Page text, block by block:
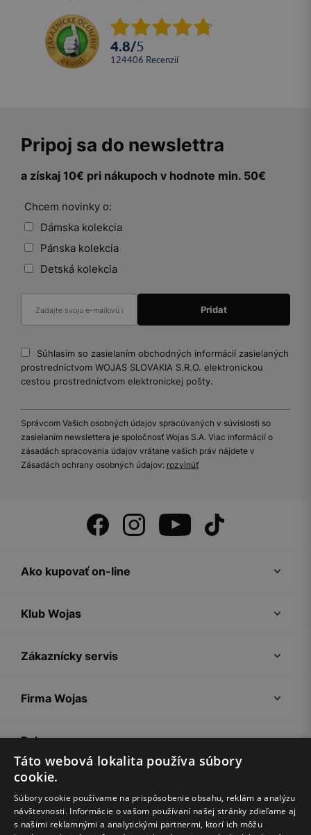
4.8/5
124406 recenzií
Pripoj sa do newslettra
a získaj 10€ pri nákupoch v hodnote min. 50€
Chcem novinky o:
Dámska kolekcia
Pánska kolekcia
Detská kolekcia
Súhlasím so zasielaním obchodných informácií zasielaných
prostredníctvom WOJAS SLOVAKIA S.R.O. elektronickou
cestou prostredníctvom elektronickej pošty.
Správcom Vašich osobných údajov spracúvaných v súvislosti so
zasielaním newslettera je spoločnosť Wojas S.A. Viac informácií o
zásadách spracovania údajov vrátane vašich práv nájdete v
Zásadách ochrany osobných údajov: rozvinúť
Ako kupovať on-line
Klub Wojas
Zákaznícky servis
Firma Wojas
Pokyny
Táto webová lokalita používa súbory
cookie.
Súbory cookie používame na prispôsobenie obsahu, reklám a analýzu
návštevnosti. Informácie o vašom používaní našej stránky zdieľame aj
s našimi reklamnými a analytickými partnermi, ktorí ich môžu